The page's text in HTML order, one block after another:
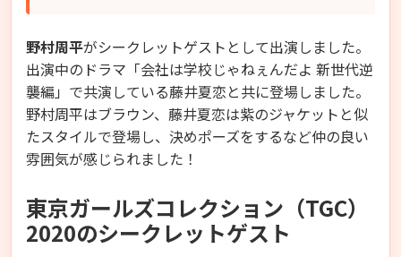
野村周平がシークレットゲストとして出演しました。
出演中のドラマ「会社は学校じゃねぇんだよ 新世代逆
襲編」で共演している藤井夏恋と共に登場しました。
野村周平はブラウン、藤井夏恋は紫のジャケットと似
たスタイルで登場し、決めポーズをするなど仲の良い
雰囲気が感じられました！
東京ガールズコレクション（TGC）
2020のシークレットゲスト